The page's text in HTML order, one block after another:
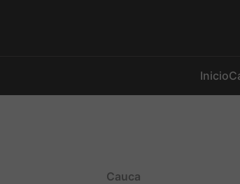
Inicio
Cauca